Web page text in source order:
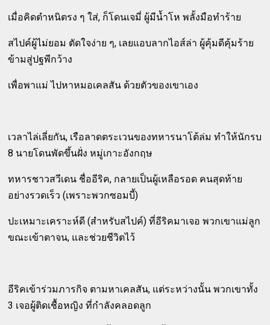
เมื่อคิดตำหนิตรง ๆ ใส่, ก็โดนเจมี่ ผู้มีน้ำโห พลั้งมือทำร้าย
สไปค์ผู้ไม่ยอม ตัดใจง่าย ๆ, เลยแอบลากไอส์ล่า ผู้คุ้มดีคุ้มร้าย
ข้ามสู่ปฐพีกว้าง
เพื่อพาแม่ ไปหาหมอเคลสัน ด้วยตัวของเขาเอง
เวลาไล่เลี่ยกัน, เรือลาดตระเวนของทหารนาโต้ล่ม ทำให้นักรบ
8 นายโดนพัดขึ้นฝั่ง หมู่เกาะอังกฤษ
ทหารชาวสวีเดน ชื่ออีริค, กลายเป็นผู้เหลือรอด คนสุดท้าย
อย่างรวดเร็ว (เพราะพวกซอมบี้)
ปะเหมาะเคราะห์ดี (สำหรับสไปค์) ที่อีริคมาเจอ พวกเขาแม่ลูก
ขณะเข้าตาจน, และช่วยชีวิตไว้
อีริคเข้าร่วมภารกิจ ตามหาเคลสัน, แต่ระหว่างนั้น พวกเขาทั้ง
3 เจอผู้ติดเชื้อหญิง ที่กำลังคลอดลูก